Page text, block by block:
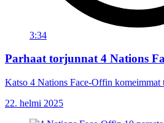
3:34
Parhaat torjunnat 4 Nations
Katso 4 Nations Face-Offin komeimmat
22. helmi 2025